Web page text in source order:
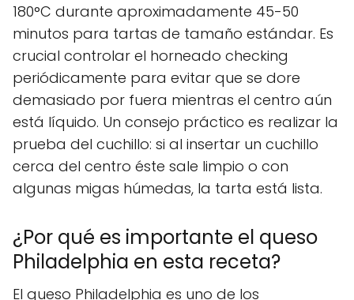
180°C durante aproximadamente 45-50
minutos para tartas de tamaño estándar. Es
crucial controlar el horneado checking
periódicamente para evitar que se dore
demasiado por fuera mientras el centro aún
está líquido. Un consejo práctico es realizar la
prueba del cuchillo: si al insertar un cuchillo
cerca del centro éste sale limpio o con
algunas migas húmedas, la tarta está lista.
¿Por qué es importante el queso
Philadelphia en esta receta?
El queso Philadelphia es uno de los